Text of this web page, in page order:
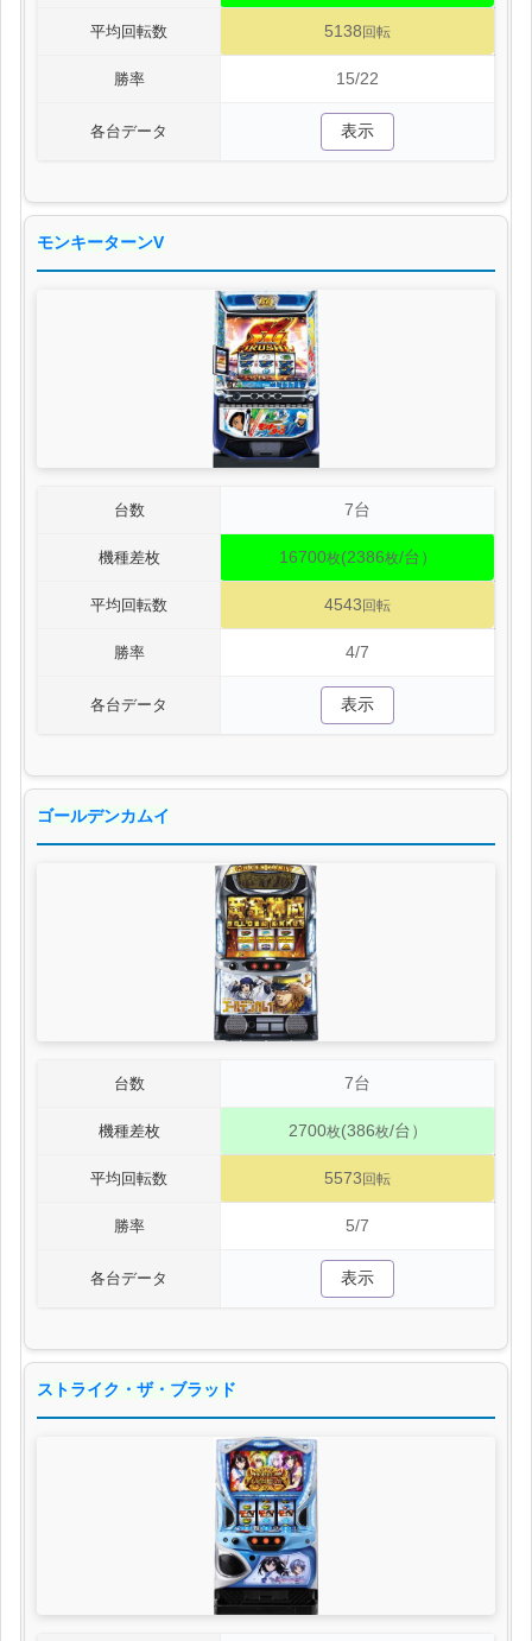
平均回転数 5138 回転
勝率 15/22
各台データ 表示
モンキーターンV
台数 7台
機種差枚 16700枚(2386枚/台）
平均回転数 4543 回転
勝率 4/7
各台データ 表示
ゴールデンカムイ
台数 7台
機種差枚 2700枚(386枚/台）
平均回転数 5573 回転
勝率 5/7
各台データ 表示
ストライク・ザ・ブラッド